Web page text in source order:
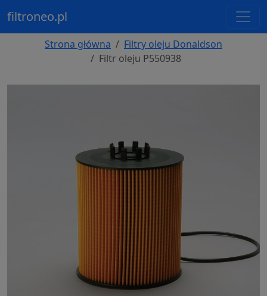
filtroneo.pl
Strona główna
Filtry oleju Donaldson
Filtr oleju P550938